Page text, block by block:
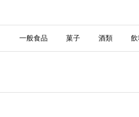
一般食品 菓子 酒類